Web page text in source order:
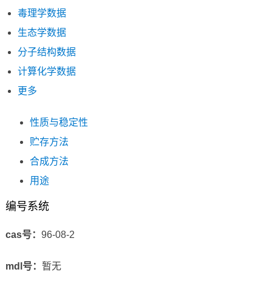
毒理学数据
生态学数据
分子结构数据
计算化学数据
更多
性质与稳定性
贮存方法
合成方法
用途
编号系统
cas号： 96-08-2
mdl号： 暂无